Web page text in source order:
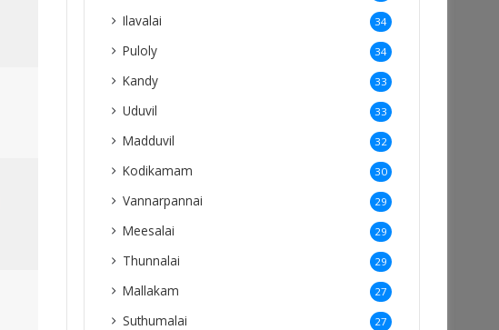
Ilavalai 34
Puloly 34
Kandy 33
Uduvil 33
Madduvil 32
Kodikamam 30
Vannarpannai 29
Meesalai 29
Thunnalai 29
Mallakam 27
Suthumalai 27